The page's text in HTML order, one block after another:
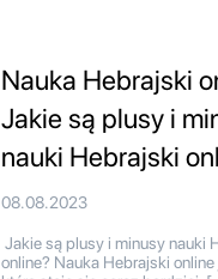
Nauka Hebrajski
Jakie są plusy i
nauki Hebrajski
08.08.2023
Jakie są plusy i minusy nauki
online? Nauka Hebrajski